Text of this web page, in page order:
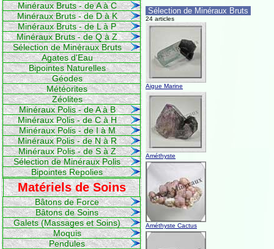
Minéraux Bruts - de A à C
Minéraux Bruts - de D à K
Minéraux Bruts - de L à P
Minéraux Bruts - de Q à Z
Sélection de Minéraux Bruts
Agates d'Eau
Bipointes Naturelles
Géodes
Météorites
Zéolites
Minéraux Polis - de A à B
Minéraux Polis - de C à H
Minéraux Polis - de I à M
Minéraux Polis - de N à R
Minéraux Polis - de S à Z
Sélection de Minéraux Polis
Bipointes Repolies
Matériels de Soins
Bâtons de Force
Bâtons de Soins
Galets (Massages et Soins)
Moquis
Pendules
Sélection de Minéraux Bruts
24 articles
Aigue Marine
Améthyste
Améthyste Cactus